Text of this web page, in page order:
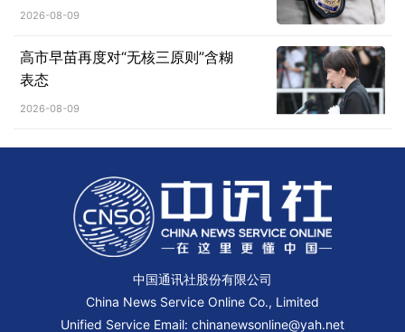
2026-08-09
高市早苗再度对“无核三原则”含糊
表态
2026-08-09
中国通讯社股份有限公司
China News Service Online Co., Limited
Unified Service Email: chinanewsonline@yah.net